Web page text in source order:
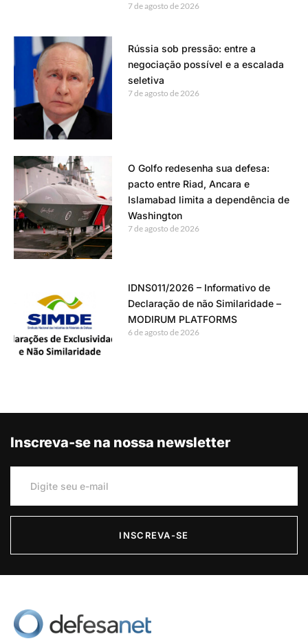
7 de agosto de 2026
Rússia sob pressão: entre a
negociação possível e a escalada
seletiva
7 de agosto de 2026
O Golfo redesenha sua defesa:
pacto entre Riad, Ancara e
Islamabad limita a dependência de
Washington
7 de agosto de 2026
IDNS011/2026 – Informativo de
Declaração de não Similaridade –
MODIRUM PLATFORMS
6 de agosto de 2026
Inscreva-se na nossa newsletter
INSCREVA-SE